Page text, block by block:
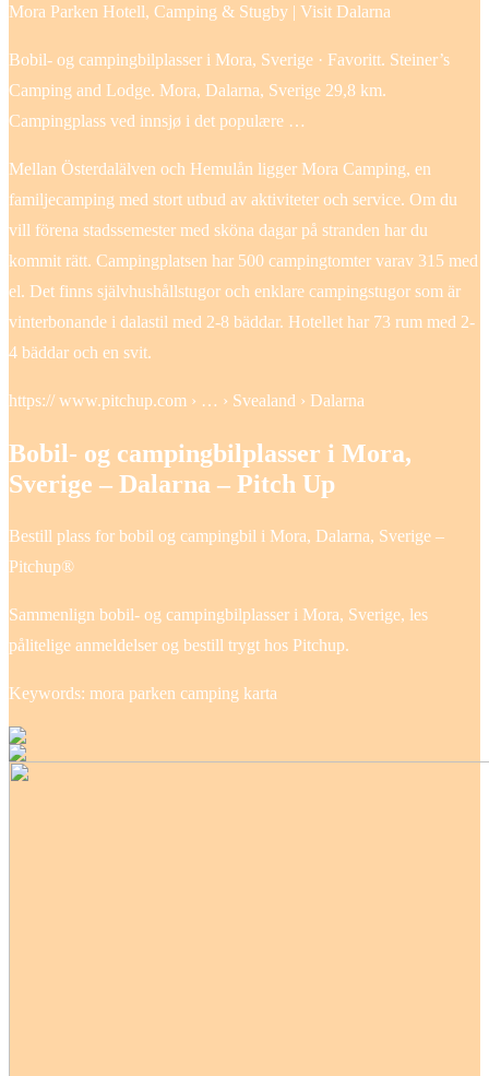
Mora Parken Hotell, Camping & Stugby | Visit Dalarna
Bobil- og campingbilplasser i Mora, Sverige · Favoritt. Steiner’s
Camping and Lodge. Mora, Dalarna, Sverige 29,8 km.
Campingplass ved innsjø i det populære …
Mellan Österdalälven och Hemulån ligger Mora Camping, en
familjecamping med stort utbud av aktiviteter och service. Om du
vill förena stadssemester med sköna dagar på stranden har du
kommit rätt. Campingplatsen har 500 campingtomter varav 315 med
el. Det finns självhushållstugor och enklare campingstugor som är
vinterbonande i dalastil med 2-8 bäddar. Hotellet har 73 rum med 2-
4 bäddar och en svit.
https:// www.pitchup.com › … › Svealand › Dalarna
Bobil- og campingbilplasser i Mora,
Sverige – Dalarna – Pitch Up
Bestill plass for bobil og campingbil i Mora, Dalarna, Sverige –
Pitchup®
Sammenlign bobil- og campingbilplasser i Mora, Sverige, les
pålitelige anmeldelser og bestill trygt hos Pitchup.
Keywords: mora parken camping karta